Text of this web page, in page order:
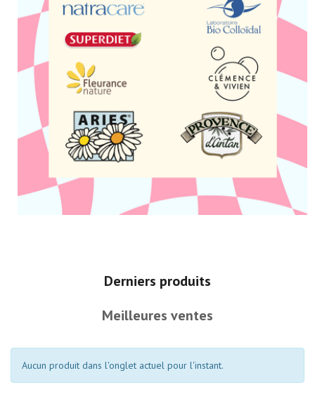
Derniers produits
Meilleures ventes
Aucun produit dans l'onglet actuel pour l'instant.